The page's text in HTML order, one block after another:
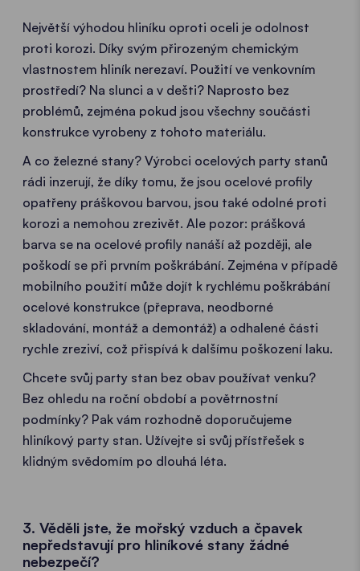
Největší výhodou hliníku oproti oceli je odolnost
proti korozi. Díky svým přirozeným chemickým
vlastnostem hliník nerezaví. Použití ve venkovním
prostředí? Na slunci a v dešti? Naprosto bez
problémů, zejména pokud jsou všechny součásti
konstrukce vyrobeny z tohoto materiálu.
A co železné stany? Výrobci ocelových party stanů
rádi inzerují, že díky tomu, že jsou ocelové profily
opatřeny práškovou barvou, jsou také odolné proti
korozi a nemohou zrezivět. Ale pozor: prášková
barva se na ocelové profily nanáší až později, ale
poškodí se při prvním poškrábání. Zejména v případě
mobilního použití může dojít k rychlému poškrábání
ocelové konstrukce (přeprava, neodborné
skladování, montáž a demontáž) a odhalené části
rychle zreziví, což přispívá k dalšímu poškození laku.
Chcete svůj party stan bez obav používat venku?
Bez ohledu na roční období a povětrnostní
podmínky? Pak vám rozhodně doporučujeme
hliníkový party stan. Užívejte si svůj přístřešek s
klidným svědomím po dlouhá léta.
3. Věděli jste, že mořský vzduch a čpavek
nepředstavují pro hliníkové stany žádné
nebezpečí?